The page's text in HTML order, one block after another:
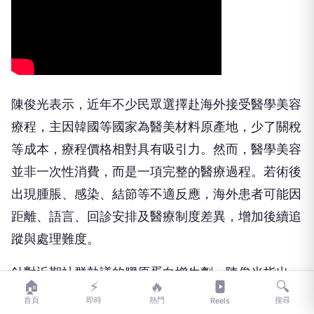
陳俊光表示，近年不少民眾選擇赴海外接受醫學美容
療程，主因韓國等國家為醫美材料原產地，少了關稅
等成本，療程價格相對具有吸引力。然而，醫學美容
並非一次性消費，而是一項完整的醫療過程。若術後
出現腫脹、感染、結節等不適反應，海外患者可能因
距離、語言、回診安排及醫療制度差異，增加後續追
蹤與處理難度。
針對近期社群熱議的膠原蛋白增生劑，陳俊光指出，
這類療程屬於漸進式治療，通常需要多次評估與調
🏠
首頁
⚡
即時
🔥
熱門 Reels
🔍
搜尋